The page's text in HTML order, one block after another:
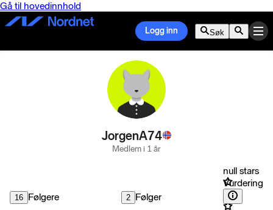
Gå til hovedinnhold
Logg inn Søk
JorgenA74
Medlem i 1 år
16 Følgere 2 Følger
null stars
Vurdering